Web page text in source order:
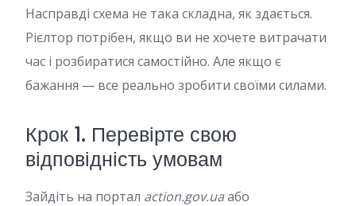
Насправді схема не така складна, як здається.
Рієлтор потрібен, якщо ви не хочете витрачати
час і розбиратися самостійно. Але якщо є
бажання — все реально зробити своїми силами.
Крок 1. Перевірте свою
відповідність умовам
Зайдіть на портал action.gov.uaабо